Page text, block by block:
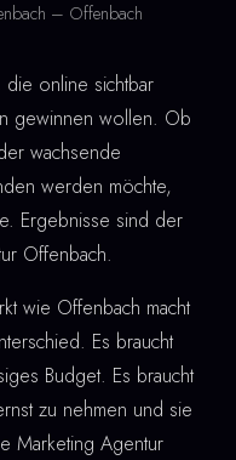
– Offenbach
die online sichtbar
gewinnen wollen. Ob
wachsende
werden möchte,
Ergebnisse sind der
Offenbach.
wie Offenbach macht
Es braucht
Budget. Es braucht
zu nehmen und sie
Marketing Agentur